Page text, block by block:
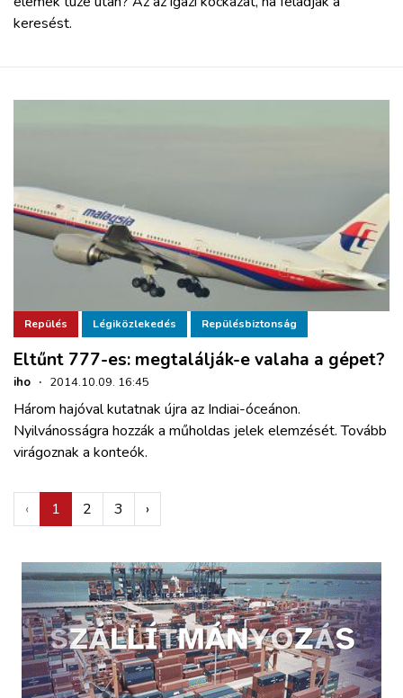
keresést.
Repülés Légiközlekedés Repülésbiztonság
Eltűnt 777-es: megtalálják-e valaha a gépet?
iho · 2014.10.09. 16:45
Három hajóval kutatnak újra az Indiai-óceánon.
Nyilvánosságra hozzák a műholdas jelek elemzését. Tovább
virágoznak a konteók.
‹ 1 2 3 ›